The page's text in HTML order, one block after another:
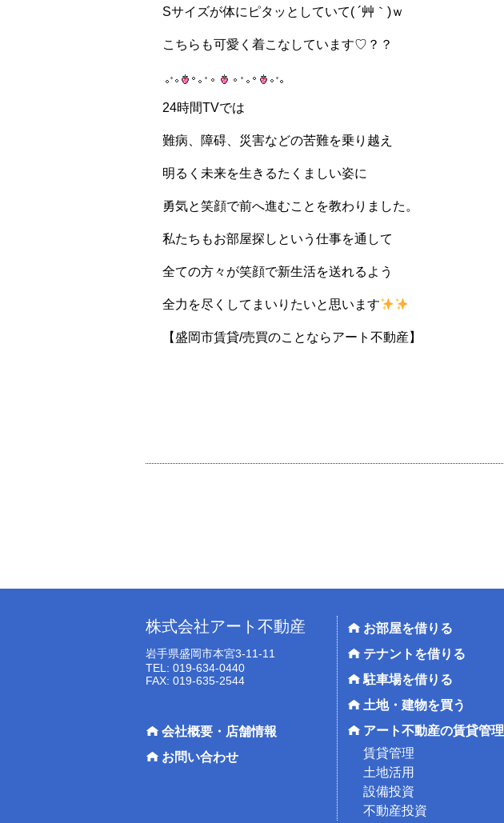
Sサイズが体にピタッとしていて( ´艸｀)ｗ
こちらも可愛く着こなしています♡？？
24時間TVでは
難病、障碍、災害などの苦難を乗り越え
明るく未来を生きるたくましい姿に
勇気と笑顔で前へ進むことを教わりました。
私たちもお部屋探しという仕事を通して
全ての方々が笑顔で新生活を送れるよう
全力を尽くしてまいりたいと思います
【盛岡市賃貸/売買のことならアート不動産】
株式会社アート不動産
岩手県盛岡市本宮3-11-11
TEL: 019-634-0440
FAX: 019-635-2544
会社概要・店舗情報
お問い合わせ
お部屋を借りる
テナントを借りる
駐車場を借りる
土地・建物を買う
アート不動産の賃貸管理
賃貸管理
土地活用
設備投資
不動産投資